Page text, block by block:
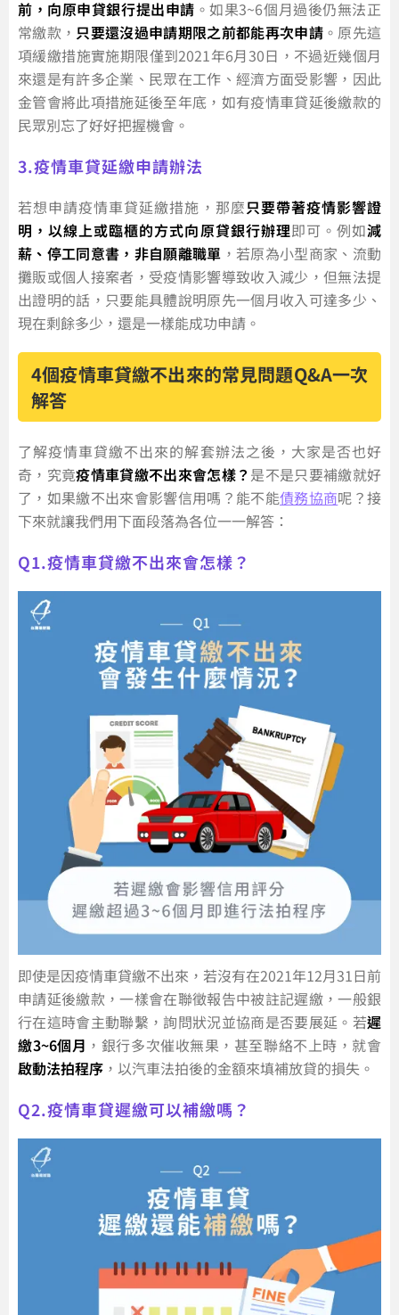
前，向原申貸銀行提出申請 。如果3~6個月過後仍無法正
常繳款， 只要還沒過申請期限之前都能再次申請 。原先這
項緩繳措施實施期限僅到2021年6月30日，不過近幾個月
來還是有許多企業、民眾在工作、經濟方面受影響，因此
金管會將此項措施延後至年底，如有疫情車貸延後繳款的
民眾別忘了好好把握機會。
3.疫情車貸延繳申請辦法
若想申請疫情車貸延繳措施，那麼只要帶著疫情影響證
明，以線上或臨櫃的方式向原貸銀行辦理即可。例如減
薪、停工同意書，非自願離職單 ，若原為小型商家、流動
攤販或個人接案者，受疫情影響導致收入減少，但無法提
出證明的話，只要能具體說明原先一個月收入可達多少、
現在剩餘多少，還是一樣能成功申請。
4個疫情車貸繳不出來的常見問題Q&A一次
解答
了解疫情車貸繳不出來的解套辦法之後，大家是否也好
奇，究竟疫情車貸繳不出來會怎樣？ 是不是只要補繳就好
了，如果繳不出來會影響信用嗎？能不能債務協商呢？接
下來就讓我們用下面段落為各位一一解答：
Q1.疫情車貸繳不出來會怎樣？
即使是因疫情車貸繳不出來，若沒有在2021年12月31日前
申請延後繳款，一樣會在聯徵報告中被註記遲繳，一般銀
行在這時會主動聯繫，詢問狀況並協商是否要展延。若遲
繳3~6個月 ，銀行多次催收無果，甚至聯絡不上時，就會
啟動法拍程序 ，以汽車法拍後的金額來填補放貸的損失。
Q2.疫情車貸遲繳可以補繳嗎？